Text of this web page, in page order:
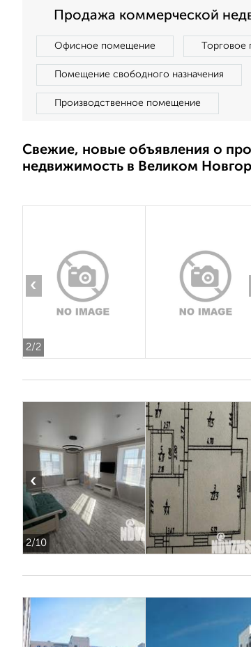
Продажа коммерческой
Офисное помещение
Помещение свободного назначения
Производственное помещение
Свежие, новые объявления о
недвижимость в Великом
2/2
‹
2/10
‹